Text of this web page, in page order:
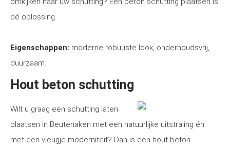
dé oplossing.
Eigenschappen: moderne robuuste look, onderhoudsvrij,
duurzaam.
Hout beton schutting
Wilt u graag een schutting laten
plaatsen in Beutenaken met een natuurlijke uitstraling én
met een vleugje moderniteit? Dan is een hout beton